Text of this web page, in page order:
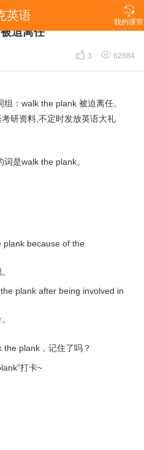

我的课室
英语
记英语词组：walk the
迫离任
 3  62884
：walk the plank 被迫离任。
考研资料,不定时发放英语大礼
是walk the plank。
plank because of the
plank after being involved in
the plank，记住了吗？
打卡~